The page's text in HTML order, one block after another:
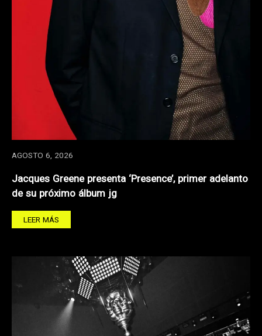
AGOSTO 6, 2026
Jacques Greene presenta ‘Presence’, primer adelanto
de su próximo álbum jg
LEER MÁS